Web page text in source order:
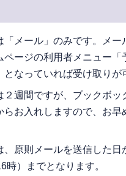
「メール」のみです。メー
ページの利用者メニュー「
となっていれば受け取りが
２週間ですが、ブックボッ
らお入れしますので、お早
、原則メールを送信した日
時）までとなります。